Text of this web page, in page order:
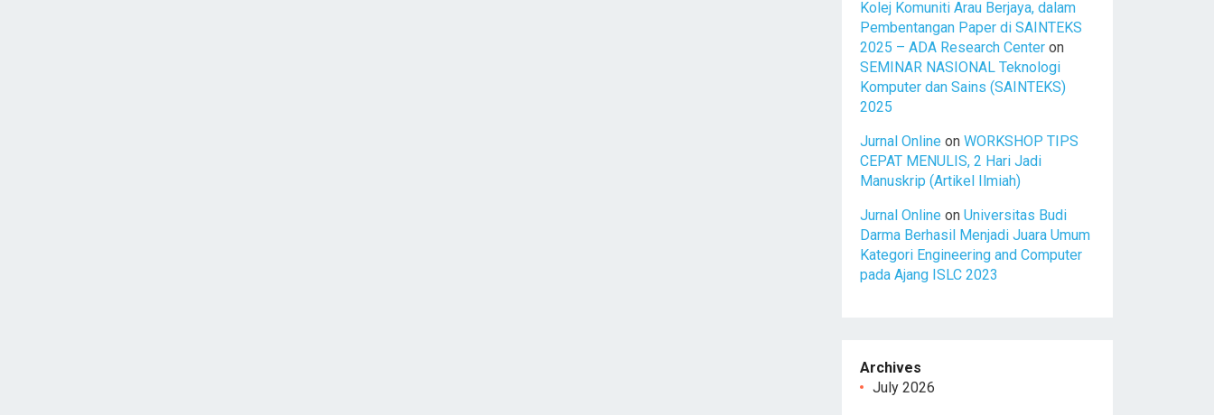
Kolej Komuniti Arau Berjaya, dalam
Pembentangan Paper di SAINTEKS
2025 – ADA Research Center on
SEMINAR NASIONAL Teknologi
Komputer dan Sains (SAINTEKS)
2025
Jurnal Online on WORKSHOP TIPS
CEPAT MENULIS, 2 Hari Jadi
Manuskrip (Artikel Ilmiah)
Jurnal Online on Universitas Budi
Darma Berhasil Menjadi Juara Umum
Kategori Engineering and Computer
pada Ajang ISLC 2023
Archives
July 2026